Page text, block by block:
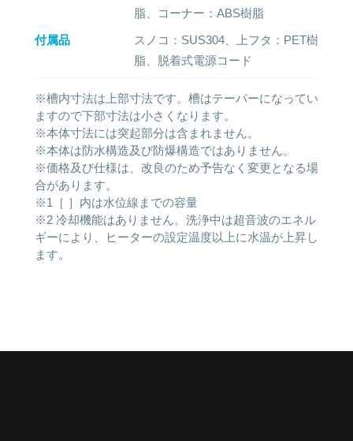
脂、コーナー：ABS樹脂
付属品
スノコ：SUS304、上フタ：PET樹
脂、脱着式電源コード
※槽内寸法は上部寸法です。槽はテーパーになってい
ますので下部寸法は小さくなります。
※本体寸法には突起部分は含まれません。
※本体は防水構造及び防爆構造ではありません。
※価格及び仕様は、改良のため予告なく変更となる場
合があります。
※1［ ］内は水位線までの容量
※2 冷却機能はありません。洗浄中は超音波のエネル
ギーにより、ヒーターの設定温度以上に水温が上昇し
ます。